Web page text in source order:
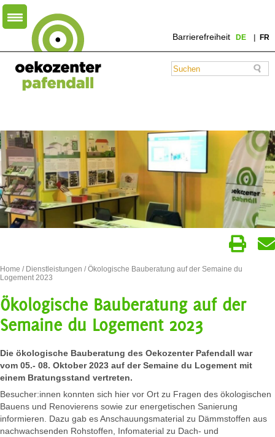
Barrierefreiheit DE FR
Home / Dienstleistungen / Ökologische Bauberatung auf der Semaine du
Logement 2023
Ökologische Bauberatung auf der
Semaine du Logement 2023
Die ökologische Bauberatung des Oekozenter Pafendall war
vom 05.- 08. Oktober 2023 auf der Semaine du Logement mit
einem Bratungsstand vertreten.
Besucher:innen konnten sich hier vor Ort zu Fragen des ökologischen
Bauens und Renovierens sowie zur energetischen Sanierung
informieren. Dazu gab es Anschauungsmaterial zu Dämmstoffen aus
nachwachsenden Rohstoffen, Infomaterial zu Dach- und